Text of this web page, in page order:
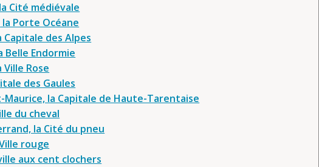
Cité médiévale
la Porte Océane
Capitale des Alpes
Belle Endormie
Rose
des Gaules
Maurice, la Capitale de Haute-Tarentaise
du cheval
la Cité du pneu
rouge
aux cent clochers